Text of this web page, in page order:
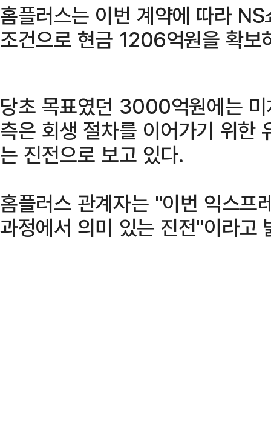
홈플러스는 이번 계약에 따라
조건으로 현금 1206억원을 확보
당초 목표였던 3000억원에는
측은 회생 절차를 이어가기 위한
는 진전으로 보고 있다.
홈플러스 관계자는 "이번 익스프
과정에서 의미 있는 진전"이라고